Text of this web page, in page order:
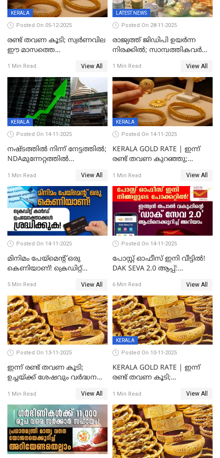
KERALA
Posted On 05-12-2025
രണ്ട് തവണ കൂടി; സ്വർണവില
ഈ മാസത്തെ
1 Min Read View All
LATEST NEWS
Posted On 28-11-2025
രാജ്യത്ത് ജിഡിപി ഉയര്‍ന്ന
നിരക്കില്‍; സാമ്പത്തികവർഷം
ശതമാനമായി; പ്രചോദനം
നൽകുന്നുവെന്ന് മോദി
1 Min Read View All
KERALA
Posted On 14-11-2025
നഷ്ടത്തിൽ നിന്ന് നേട്ടത്തിൽ;
NDAമുന്നേറ്റത്തിൽ
1 Min Read View All
KERALA
Posted On 14-11-2025
KERALA GOLD RATE | ഇന്ന്
രണ്ട് തവണ കുറഞ്ഞു;
1 Min Read View All
Posted On 14-11-2025
മിനിമം പേയ്മെന്റ് ഒരു
കെണിയാണ്! ക്രെഡിറ്റ്
ശ്രദ്ധിക്കുക!
5 Min Read View All
Posted On 14-11-2025
പോസ്റ്റ് ഓഫീസ് ഇനി വീട്ടിൽ!
DAK SEVA 2.0 ആപ്പ്:
എന്തൊക്കെയാണെന്ന്
നോക്കാം
6 Min Read View All
Posted On 13-11-2025
ഇന്ന് രണ്ട് തവണ കൂടി;
ഉച്ചയ്ക്ക് ശേഷവും വർദ്ധനവ്;
സ്വർണവിലയിൽ കുതിപ്പ്
1 Min Read View All
KERALA
Posted On 10-11-2025
KERALA GOLD RATE | ഇന്ന്
രണ്ട് തവണ കൂടി;
1 Min Read View All